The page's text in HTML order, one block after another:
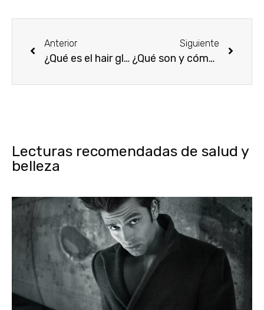
Anterior
¿Qué es el hair gloss y cómo funciona este tratamiento para el cabello?
Siguiente
¿Qué son y cómo hacer las mechas chunky?
Lecturas recomendadas de salud y
belleza